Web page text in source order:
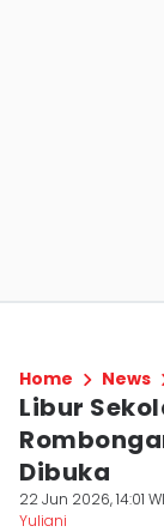
Home News
Libur
Dibuka
22 Jun 2026, 14:01
Yuliani